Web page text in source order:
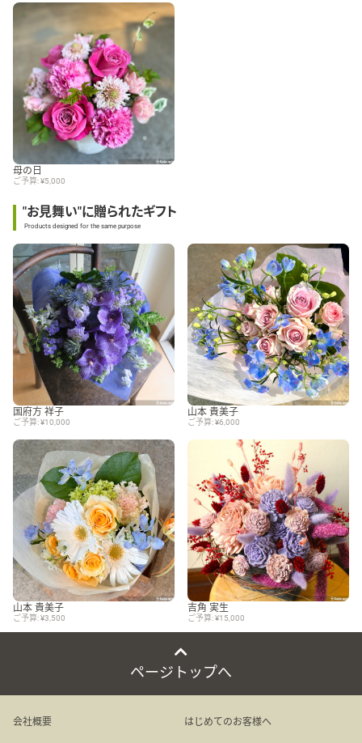
母の日
ご予算: ¥5,000
"お見舞い"に贈られたギフト
Products designed for the same purpose
国府方 祥子
ご予算: ¥10,000
山本 貴美子
ご予算: ¥6,000
山本 貴美子
ご予算: ¥3,500
吉角 実生
ご予算: ¥15,000
ページトップへ
会社概要 はじめてのお客様へ